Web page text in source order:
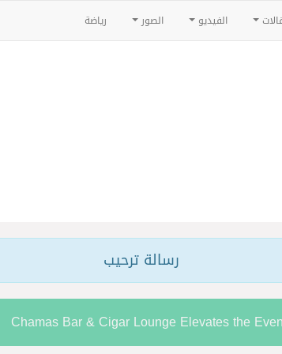
الفيديو الصور رياضة
رسالة ترحيب
Chamas Bar & Cigar Lounge Elevates the